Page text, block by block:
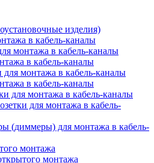
изделия)
в кабель-каналы
монтажа в кабель-каналы
в кабель-каналы
для монтажа в кабель-каналы
в кабель-каналы
для монтажа в кабель-каналы
для монтажа в кабель-
(диммеры) для монтажа в кабель-
монтажа
монтажа